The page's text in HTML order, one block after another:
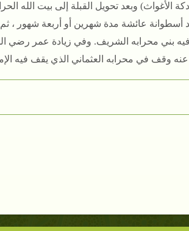
وبعد تحويل القبلة إلى بيت الله
عائشة مدة شهرين أو أربعة شهور ، ثم
بني محرابه الشريف. وفي زيادة عمر رضي
عنه وقف في محرابه العثماني الذي يقف فيه